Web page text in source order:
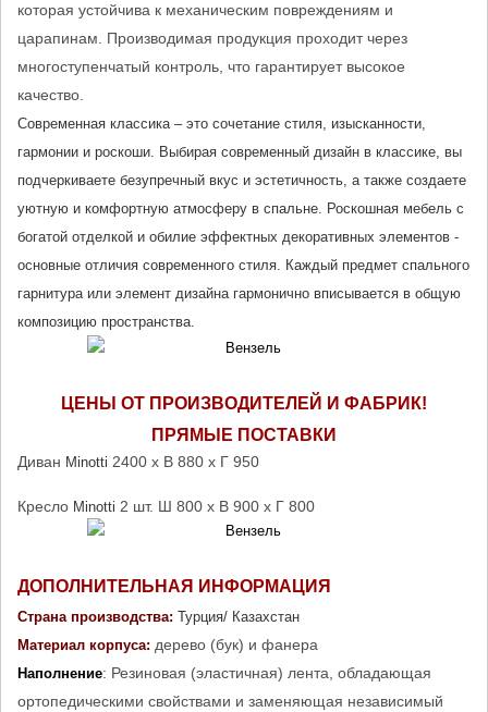
которая устойчива к механическим повреждениям и
царапинам. Производимая продукция проходит через
многоступенчатый контроль, что гарантирует высокое
качество.
Современная классика – это сочетание стиля, изысканности,
гармонии и роскоши. Выбирая современный дизайн в классике, вы
подчеркиваете безупречный вкус и эстетичность, а также создаете
уютную и комфортную атмосферу в спальне. Роскошная мебель с
богатой отделкой и обилие эффектных декоративных элементов -
основные отличия современного стиля. Каждый предмет спального
гарнитура или элемент дизайна гармонично вписывается в общую
композицию пространства.
ЦЕНЫ ОТ ПРОИЗВОДИТЕЛЕЙ И ФАБРИК!
ПРЯМЫЕ ПОСТАВКИ
Диван Minotti 2400 х В 880 х Г 950
Кресло Minotti 2 шт. Ш 800 х В 900 х Г 800
ДОПОЛНИТЕЛЬНАЯ ИНФОРМАЦИЯ
Страна производства: Турция/ Казахстан
Материал корпуса: дерево (бук) и фанера
Наполнение: Резиновая (эластичная) лента, обладающая
ортопедическими свойствами и заменяющая независимый